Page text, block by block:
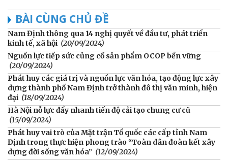
BÀI CÙNG CHỦ ĐỀ
Nam Định thông qua 14 nghị quyết về đầu tư, phát triển
kinh tế, xã hội (20/09/2024)
Nguồn lực tiếp sức củng cố sản phẩm OCOP bền vững
(20/09/2024)
Phát huy các giá trị và nguồn lực văn hóa, tạo động lực xây
dựng thành phố Nam Định trở thành đô thị văn minh, hiện
đại (18/09/2024)
Hà Nội nỗ lực đẩy nhanh tiến độ cải tạo chung cư cũ
(15/09/2024)
Phát huy vai trò của Mặt trận Tổ quốc các cấp tỉnh Nam
Định trong thực hiện phong trào “Toàn dân đoàn kết xây
dựng đời sống văn hóa” (12/09/2024)